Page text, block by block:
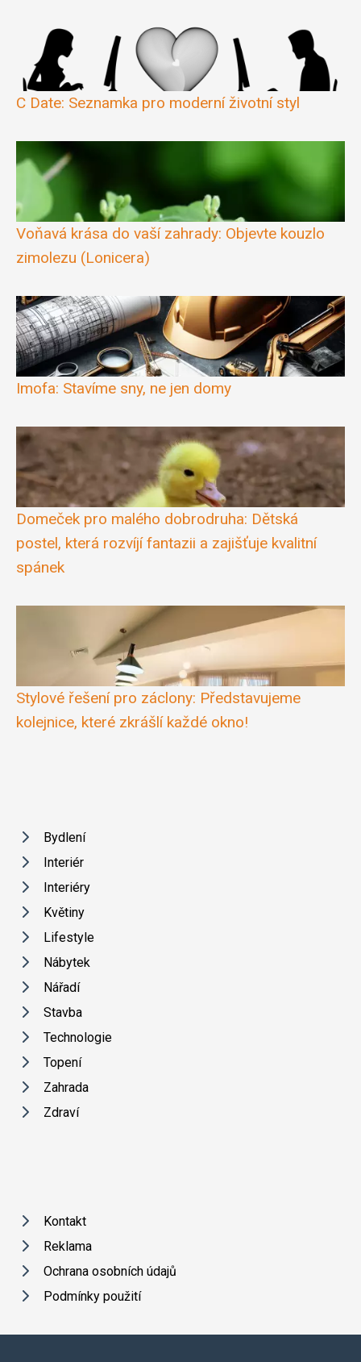
C Date: Seznamka pro moderní životní styl
Voňavá krása do vaší zahrady: Objevte kouzlo
zimolezu (Lonicera)
Imofa: Stavíme sny, ne jen domy
Domeček pro malého dobrodruha: Dětská
postel, která rozvíjí fantazii a zajišťuje kvalitní
spánek
Stylové řešení pro záclony: Představujeme
kolejnice, které zkrášlí každé okno!
Bydlení
Interiér
Interiéry
Květiny
Lifestyle
Nábytek
Nářadí
Stavba
Technologie
Topení
Zahrada
Zdraví
Kontakt
Reklama
Ochrana osobních údajů
Podmínky použití